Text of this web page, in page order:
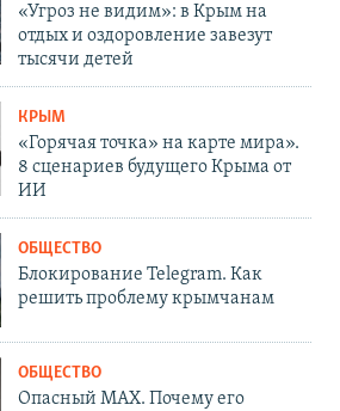
«Угроз не видим»: в Крым на
отдых и оздоровление завезут
тысячи детей
КРЫМ
«Горячая точка» на карте мира».
8 сценариев будущего Крыма от
ИИ
ОБЩЕСТВО
Блокирование Telegram. Как
решить проблему крымчанам
ОБЩЕСТВО
Опасный MAX. Почему его